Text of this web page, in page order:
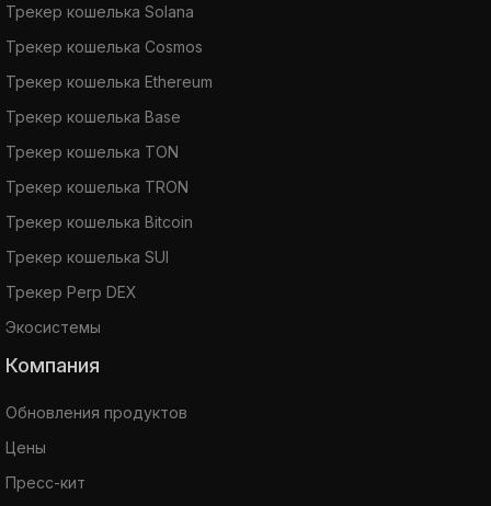
Трекер кошелька Solana
Трекер кошелька Cosmos
Трекер кошелька Ethereum
Трекер кошелька Base
Трекер кошелька TON
Трекер кошелька TRON
Трекер кошелька Bitcoin
Трекер кошелька SUI
Трекер Perp DEX
Экосистемы
Компания
Обновления продуктов
Цены
Пресс-кит